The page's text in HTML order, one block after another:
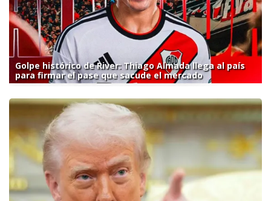
Golpe histórico de River: Thiago Almada llega al país
para firmar el pase que sacude el mercado